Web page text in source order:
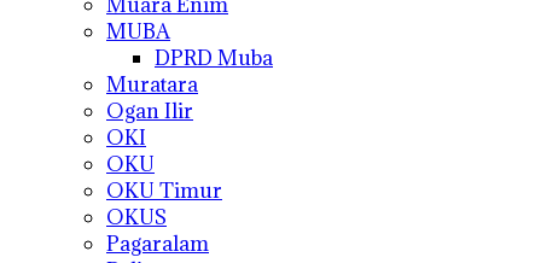
MUBA
DPRD Muba
Muratara
Ogan Ilir
OKI
OKU
OKU Timur
OKUS
Pagaralam